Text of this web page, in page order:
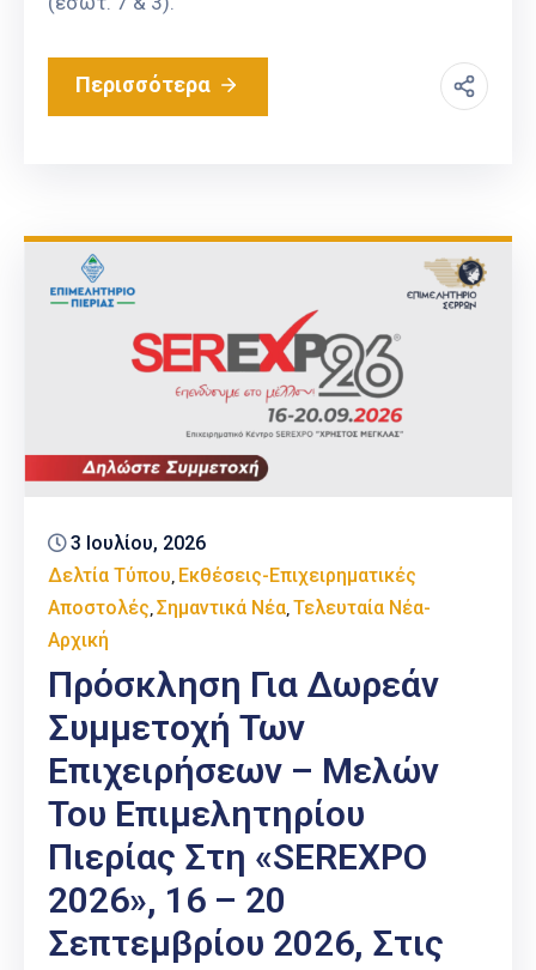
Περισσότερα
3 Ιουλίου, 2026
Δελτία Τύπου‚ Εκθέσεις-Επιχειρηματικές
Αποστολές‚ Σημαντικά Νέα‚ Τελευταία Νέα-
Αρχική
Πρόσκληση Για Δωρεάν
Συμμετοχή Των
Επιχειρήσεων – Μελών
Του Επιμελητηρίου
Πιερίας Στη «SEREXPO
2026», 16 – 20
Σεπτεμβρίου 2026, Στις